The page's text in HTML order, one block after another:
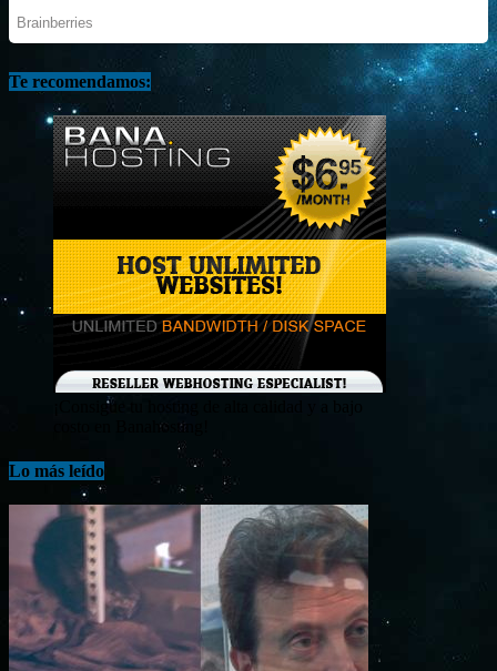
Te recomendamos:
¡Consigue tu hosting de alta calidad y a bajo
costo en Banahosting!
Lo más leído